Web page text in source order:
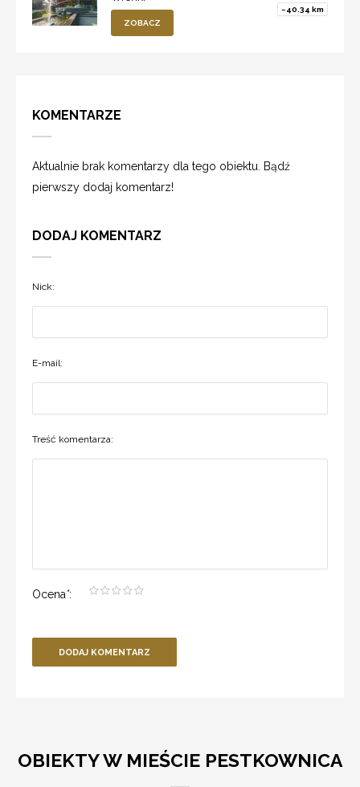
~40.34 km
ZOBACZ
KOMENTARZE
Aktualnie brak komentarzy dla tego obiektu. Bądź
pierwszy dodaj komentarz!
DODAJ KOMENTARZ
Nick:
E-mail:
Treść komentarza:
Ocena*:
DODAJ KOMENTARZ
OBIEKTY W MIEŚCIE PESTKOWNICA